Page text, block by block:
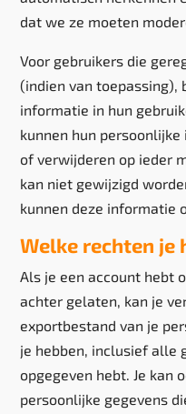
dat we ze moeten
Voor gebruikers die
(indien van toepassing),
informatie in hun
kunnen hun
of verwijderen op ieder
kan niet gewijzigd
kunnen deze informatie
Welke rechten je
Als je een account hebt
achter gelaten, kan je
exportbestand van je
je hebben, inclusief alle
opgegeven hebt. Je kan
persoonlijke gegevens